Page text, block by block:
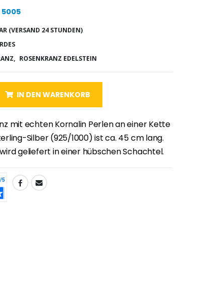
5005
(VERSAND 24 STUNDEN)
ROSENKRANZ EDELSTEIN
IN DEN WARENKORB
mit echten Kornalin Perlen an einer Kette
Silber (925/1000) ist ca. 45 cm lang.
geliefert in einer hübschen Schachtel.